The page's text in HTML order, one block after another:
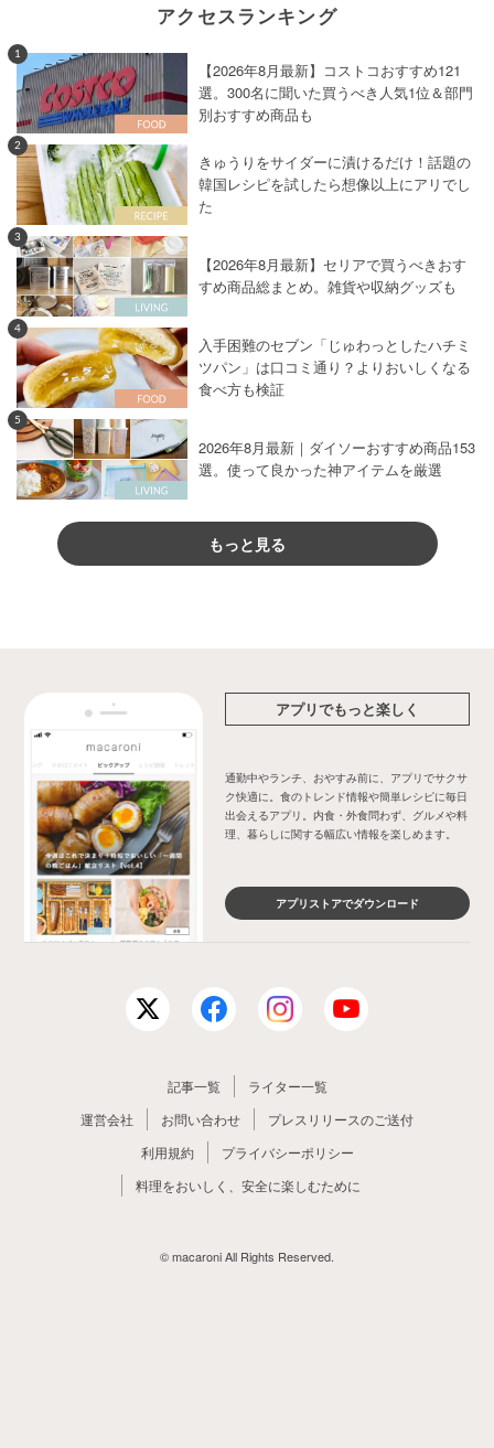
アクセスランキング
1
【2026年8月最新】コストコおすすめ121
選。300名に聞いた買うべき人気1位＆部門
別おすすめ商品も
2
きゅうりをサイダーに漬けるだけ！話題の
韓国レシピを試したら想像以上にアリでし
た
3
【2026年8月最新】セリアで買うべきおす
すめ商品総まとめ。雑貨や収納グッズも
4
入手困難のセブン「じゅわっとしたハチミ
ツパン」は口コミ通り？よりおいしくなる
食べ方も検証
5
2026年8月最新｜ダイソーおすすめ商品153
選。使って良かった神アイテムを厳選
もっと見る
アプリでもっと楽しく
通勤中やランチ、おやすみ前に、アプリでサクサ
ク快適に。食のトレンド情報や簡単レシピに毎日
出会えるアプリ。内食・外食問わず、グルメや料
理、暮らしに関する幅広い情報を楽しめます。
アプリストアでダウンロード
記事一覧
ライター一覧
運営会社
お問い合わせ
プレスリリースのご送付
利用規約
プライバシーポリシー
料理をおいしく、安全に楽しむために
© macaroni All Rights Reserved.